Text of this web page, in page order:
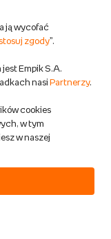
An Old Man, a
Greatest
ją wycofać
zgody”.
Empik S.A.
nasi Partnerzy.
cookies
w tym
w naszej